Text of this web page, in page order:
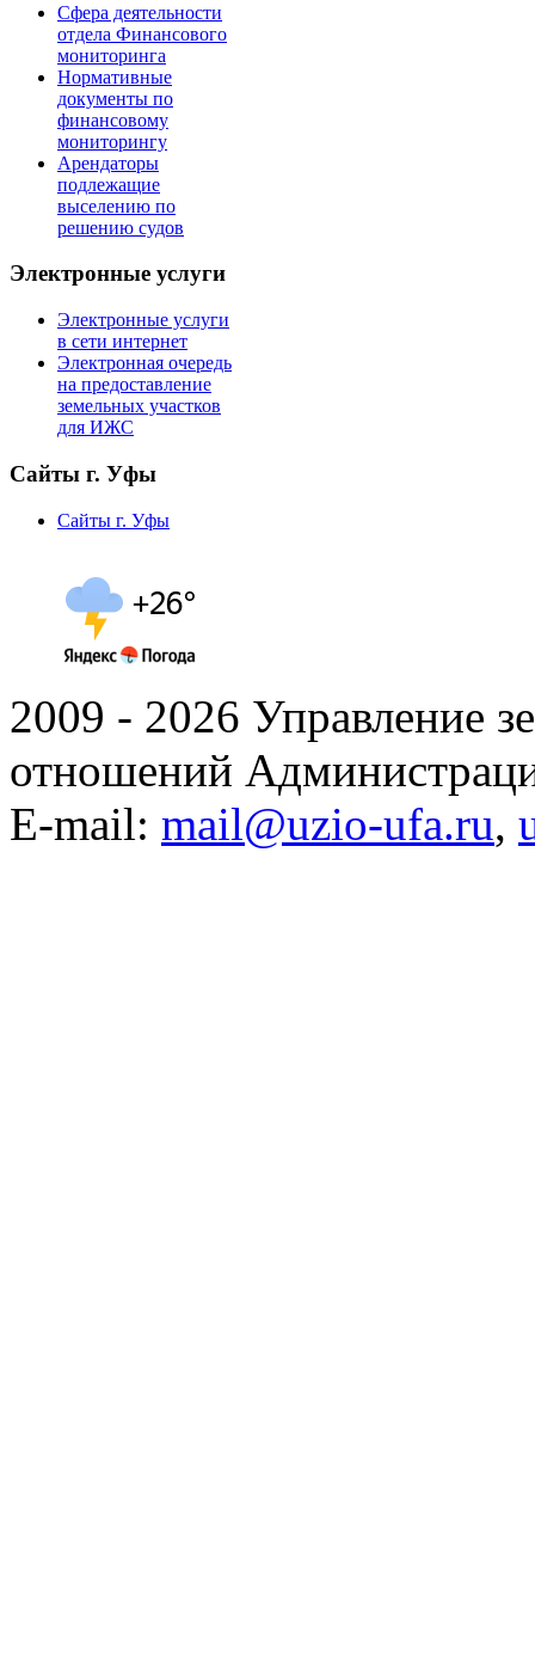
Сфера деятельности
отдела Финансового
мониторинга
Нормативные
документы по
финансовому
мониторингу
Арендаторы
подлежащие
выселению по
решению судов
Электронные услуги
Электронные услуги
в сети интернет
Электронная очередь
на предоставление
земельных участков
для ИЖС
Сайты г. Уфы
Сайты г. Уфы
2009 - 2026 Управление
отношений
E-mail: mail@uzio-ufa.ru,